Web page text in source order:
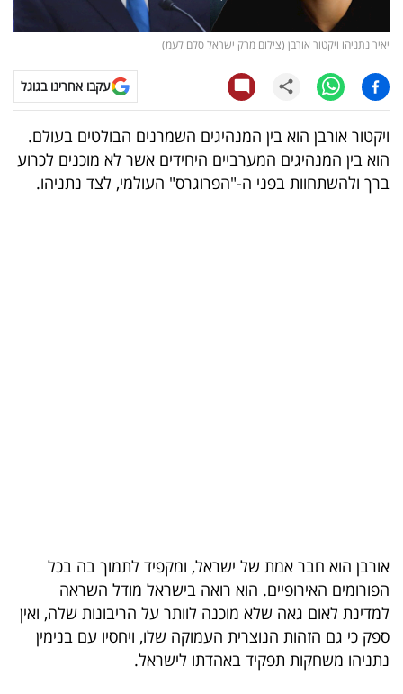
ויראלי
טלוויזיה
עסקי
ספורט
קריירה
ולימודים
המילון
הכלכלי
פודקאסט
יאיר נתניהו ויקטור אורבן (צילום מרק ישראל סלם לעמ)
עקבו אחרינו בגוגל
ויקטור אורבן הוא בין המנהיגים השמרנים הבולטים בעולם.
הוא בין המנהיגים המערביים היחידים אשר לא מוכנים לכרוע
ברך ולהשתחוות בפני ה-"הפרוגרס" העולמי, לצד נתניהו.
אורבן הוא חבר אמת של ישראל, ומקפיד לתמוך בה בכל
הפורומים האירופיים. הוא רואה בישראל מודל השראה
למדינת לאום גאה שלא מוכנה לוותר על הריבונות שלה, ואין
ספק כי גם הזהות הנוצרית העמוקה שלו, ויחסיו עם בנימין
נתניהו משחקות תפקיד באהדתו לישראל.